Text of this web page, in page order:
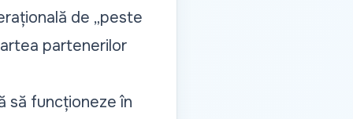
de „peste
partenerilor
să funcționeze în